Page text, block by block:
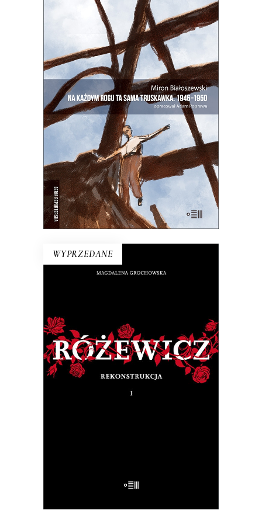
E-BOOK DO KOSZYKA
NA KAŻDYM ROGU TA SAMA
TRUSKAWKA
Zupełnie nowe miasto. Jakaś inna
Warszawa na starych śmieciach. Skąd
się wzięła?
50.00zł 25.00zł
WYPRZEDANE
E-BOOK DO KOSZYKA
RÓŻEWICZ. REKONSTRUKCJA
(tom 1)
Na pytanie: „Kim jesteś?”, Tadeusz
Różewicz odpowiedział przed laty: „Kto
mnie uważnie czyta, ten wie”.